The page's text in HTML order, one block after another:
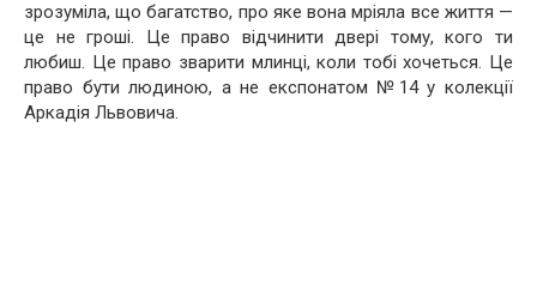
зрозуміла, що багатство, про яке вона мріяла все життя —
це не гроші. Це право відчинити двері тому, кого ти
любиш. Це право зварити млинці, коли тобі хочеться. Це
право бути людиною, а не експонатом №14 у колекції
Аркадія Львовича.